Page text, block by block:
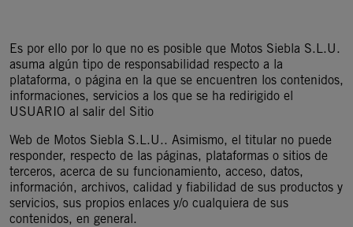
Es por ello por lo que no es posible que Motos Siebla S.L.U.
asuma algún tipo de responsabilidad respecto a la
plataforma, o página en la que se encuentren los contenidos,
informaciones, servicios a los que se ha redirigido el
USUARIO al salir del Sitio
Web de Motos Siebla S.L.U.. Asimismo, el titular no puede
responder, respecto de las páginas, plataformas o sitios de
terceros, acerca de su funcionamiento, acceso, datos,
información, archivos, calidad y fiabilidad de sus productos y
servicios, sus propios enlaces y/o cualquiera de sus
contenidos, en general.